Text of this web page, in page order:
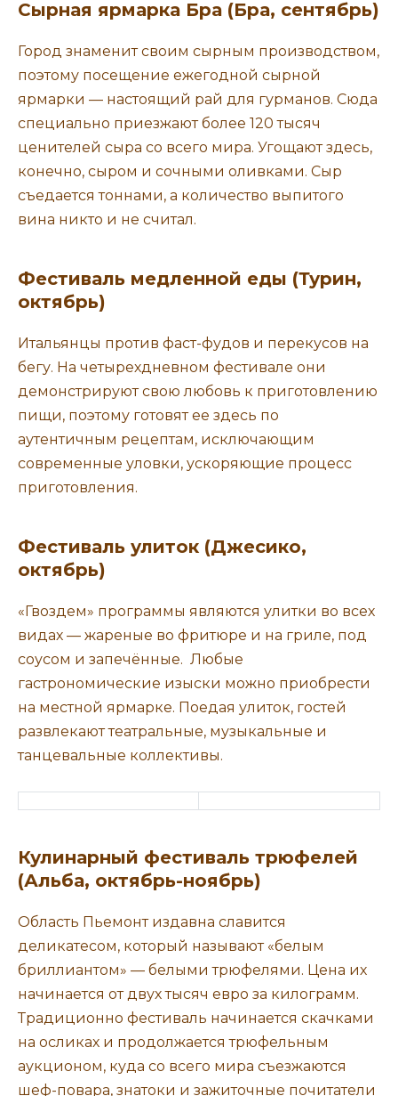
Сырная ярмарка Бра (Бра, сентябрь)
Город знаменит своим сырным производством,
поэтому посещение ежегодной сырной
ярмарки — настоящий рай для гурманов. Сюда
специально приезжают более 120 тысяч
ценителей сыра со всего мира. Угощают здесь,
конечно, сыром и сочными оливками. Сыр
съедается тоннами, а количество выпитого
вина никто и не считал.
Фестиваль медленной еды (Турин,
октябрь)
Итальянцы против фаст-фудов и перекусов на
бегу. На четырехдневном фестивале они
демонстрируют свою любовь к приготовлению
пищи, поэтому готовят ее здесь по
аутентичным рецептам, исключающим
современные уловки, ускоряющие процесс
приготовления.
Фестиваль улиток (Джесико,
октябрь)
«Гвоздем» программы являются улитки во всех
видах — жареные во фритюре и на гриле, под
соусом и запечённые. Любые
гастрономические изыски можно приобрести
на местной ярмарке. Поедая улиток, гостей
развлекают театральные, музыкальные и
танцевальные коллективы.
Кулинарный фестиваль трюфелей
(Альба, октябрь-ноябрь)
Область Пьемонт издавна славится
деликатесом, который называют «белым
бриллиантом» — белыми трюфелями. Цена их
начинается от двух тысяч евро за килограмм.
Традиционно фестиваль начинается скачками
на осликах и продолжается трюфельным
аукционом, куда со всего мира съезжаются
шеф-повара, знатоки и зажиточные почитатели